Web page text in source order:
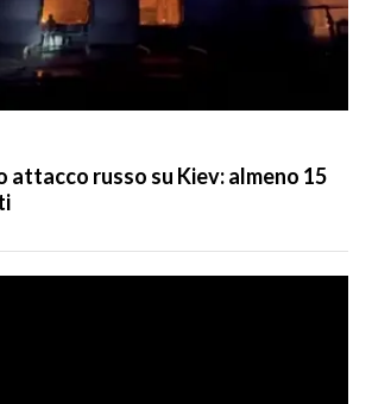
attacco russo su Kiev: almeno 15